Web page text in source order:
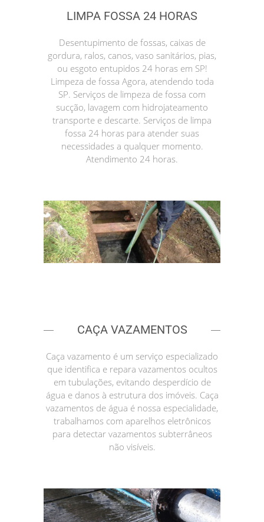
LIMPA FOSSA 24 HORAS
Desentupimento de fossas, caixas de
gordura, ralos, canos, vaso sanitários, pias,
ou esgoto entupidos 24 horas em SP!
Limpeza de fossa Agora, atendendo toda
SP. Serviços de limpeza de fossa com
sucção, lavagem com hidrojateamento
transporte e descarte. Serviços de limpa
fossa 24 horas para atender suas
necessidades a qualquer momento.
Atendimento 24 horas.
CAÇA VAZAMENTOS
Caça vazamento é um serviço especializado
que identifica e repara vazamentos ocultos
em tubulações, evitando desperdício de
água e danos à estrutura dos imóveis. Caça
vazamentos de água é nossa especialidade,
trabalhamos com aparelhos eletrônicos
para detectar vazamentos subterrâneos
não visíveis.